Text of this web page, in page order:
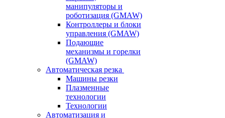
манипуляторы и
роботизация (GMAW)
Контроллеры и блоки
управления (GMAW)
Подающие
механизмы и горелки
(GMAW)
Автоматическая резка
Машины резки
Плазменные
технологии
Технологии
Автоматизация и